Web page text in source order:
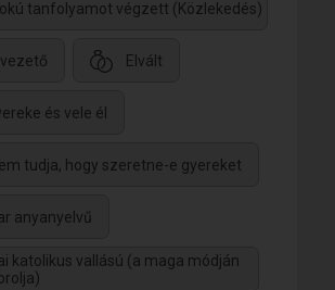
tanfolyamot végzett (Közlekedés)
Elvált
és vele él
tudja, hogy szeretne-e gyereket
anyanyelvű
katolikus vallású (a maga módján